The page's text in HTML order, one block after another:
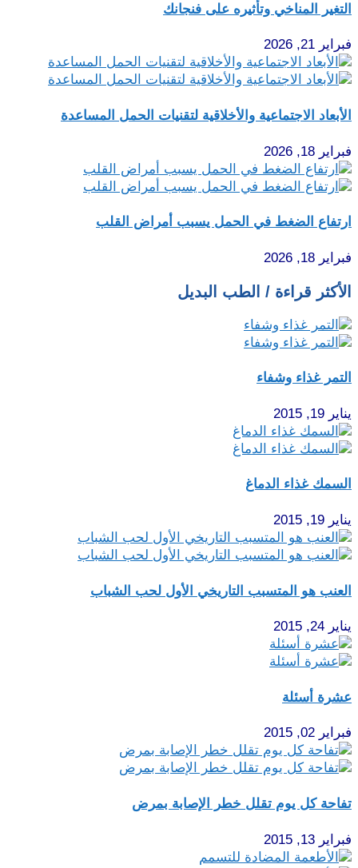
التغير المناخي وتأثيره على فنجانك
فبراير 21, 2026
الأبعاد الاجتماعية والأخلاقية لتقنيات الحمل المساعدة
فبراير 18, 2026
ارتفاع الضغط في الحمل يسبب أمراض القلب
فبراير 18, 2026
الأكثر قراءة / الطب البديل
التمر غذاء وشفاء
يناير 19, 2015
السمك غذاء الدماغ
يناير 19, 2015
العنب هو المتسبب التاريخي الأول لحب الشباب
يناير 24, 2015
عشرة أسئلة
فبراير 02, 2015
تفاحة كل يوم تقلل خطر الإصابة بمرض
فبراير 13, 2015